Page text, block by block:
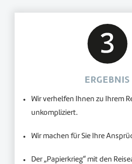
ERGEBNIS
Wir verhelfen Ihnen zu Ihrem
unkompliziert.
Wir machen für Sie Ihre
Der „Papierkrieg“ mit den